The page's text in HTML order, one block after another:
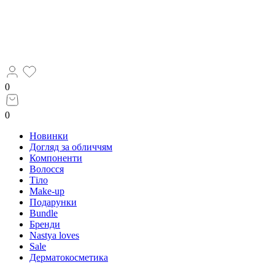
0
0
Новинки
Догляд за обличчям
Компоненти
Волосся
Тіло
Make-up
Подарунки
Bundle
Бренди
Nastya loves
Sale
Дерматокосметика